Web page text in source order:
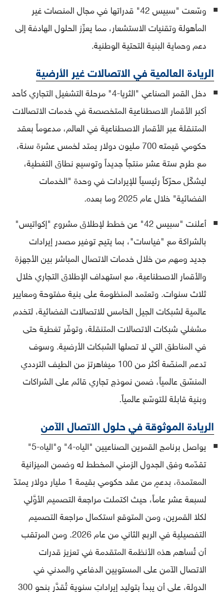
وسّعت "سبيس 42" قدراتها في مجال المنصات غير
المأهولة وتقنيات الاستشعار، مما يعزّز الحلول الهادفة إلى
دعم وحماية البنية التحتية الوطنية.
الريادة العالمية في الاتصالات غير الأرضية
دخل القمر الصناعي "الثريا-4" مرحلة التشغيل التجاري كأحد
أكبر الأقمار الاصطناعية المتخصصة في خدمات الاتصالات
المتنقلة عبر الأقمار الاصطناعية في العالم، مدعوماً بعقد
حكومي قيمته 700 مليون دولار يمتد لخمس عشرة سنة،
مع طرح ستة عشر منتجاً جديداً وتوسيع نطاق التغطية،
ليشكّل محرّكاً رئيسياً للإيرادات في وحدة "الخدمات
الفضائية" خلال عام 2025 وما بعده.
أعلنت "سبيس 42" عن خطط لإطلاق مشروع "إكواتيس"
بالشراكة مع "فياسات"، بما يتيح توفير مصدر إيرادات
جديد ومهم من خلال خدمات الاتصال المباشر بين الأجهزة
والأقمار الاصطناعية، مع استهداف الإطلاق التجاري خلال
ثلاث سنوات. وتعتمد المنظومة على بنية مفتوحة ومعايير
عالمية لشبكات الجيل الخامس للاتصالات الفضائية، لتخدم
مشغلي شبكات الاتصالات المتنقلة، وتوفّر تغطية حتى
في المناطق التي لا تصلها الشبكات الأرضية. وسوف
تدعم المنصّة أكثر من 100 ميغاهرتز من الطيف الترددي
المنسّق عالمياً، ضمن نموذج تجاري قائم على الشراكات
وبنية قابلة للتوسّع عالمياً.
الريادة الموثوقة في حلول الاتصال الآمن
يواصل برنامج القمرين الصناعيين "الياه-4" و"الياه-5"
تقدّمه وفق الجدول الزمني المخطط له وضمن الميزانية
المعتمدة، بدعمٍ من عقد حكومي بقيمة 1 مليار دولار يمتدّ
لسبعة عشر عاماً، حيث اكتملت مراجعة التصميم الأوَّلي
لكلا القمرين، ومن المتوقع استكمال مراجعة التصميم
التفصيلية في الربع الثاني من عام 2026. ومن المرتقب
أن تُساهم هذه الأنظمة المتقدمة في تعزيز قدرات
الاتصال الآمن على المستويين الدفاعي والمدني في
الدولة، على أن يبدأ بتوليد إيراداتٍ سنوية تُقدَّر بنحو 300